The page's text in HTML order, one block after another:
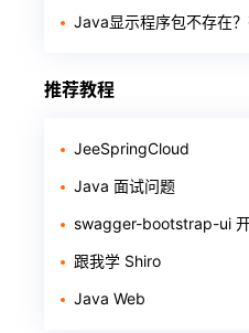
Java显示程序包不存在？
推荐教程
JeeSpringCloud
Java 面试问题
swagger-bootstrap-ui
跟我学 Shiro
Java Web